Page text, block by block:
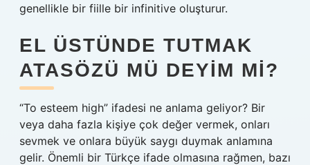
genellikle bir fiille bir infinitive oluşturur.
EL ÜSTÜNDE TUTMAK
ATASÖZÜ MÜ DEYIM MI?
“To esteem high” ifadesi ne anlama geliyor? Bir
veya daha fazla kişiye çok değer vermek, onları
sevmek ve onlara büyük saygı duymak anlamına
gelir. Önemli bir Türkçe ifade olmasına rağmen, bazı